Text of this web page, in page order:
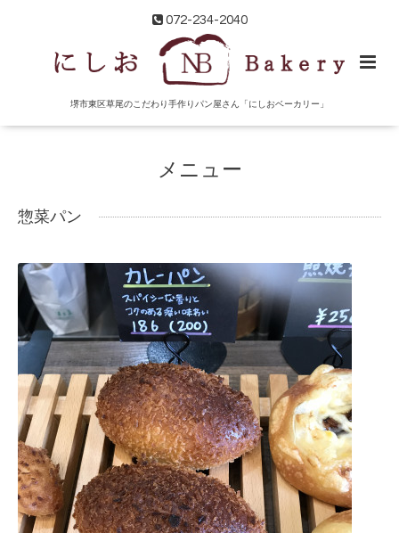
072-234-2040
堺市東区草尾のこだわり手作りパン屋さん「にしおベーカリー」
メニュー
惣菜パン